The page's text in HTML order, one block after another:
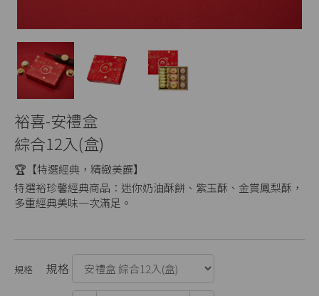
裕喜-安禮盒
綜合12入(盒)
🏆【特選經典，精緻美饌】
特選裕珍馨經典商品：迷你奶油酥餅、紫玉酥、金賞鳳梨酥，
多重經典美味一次滿足。
規格